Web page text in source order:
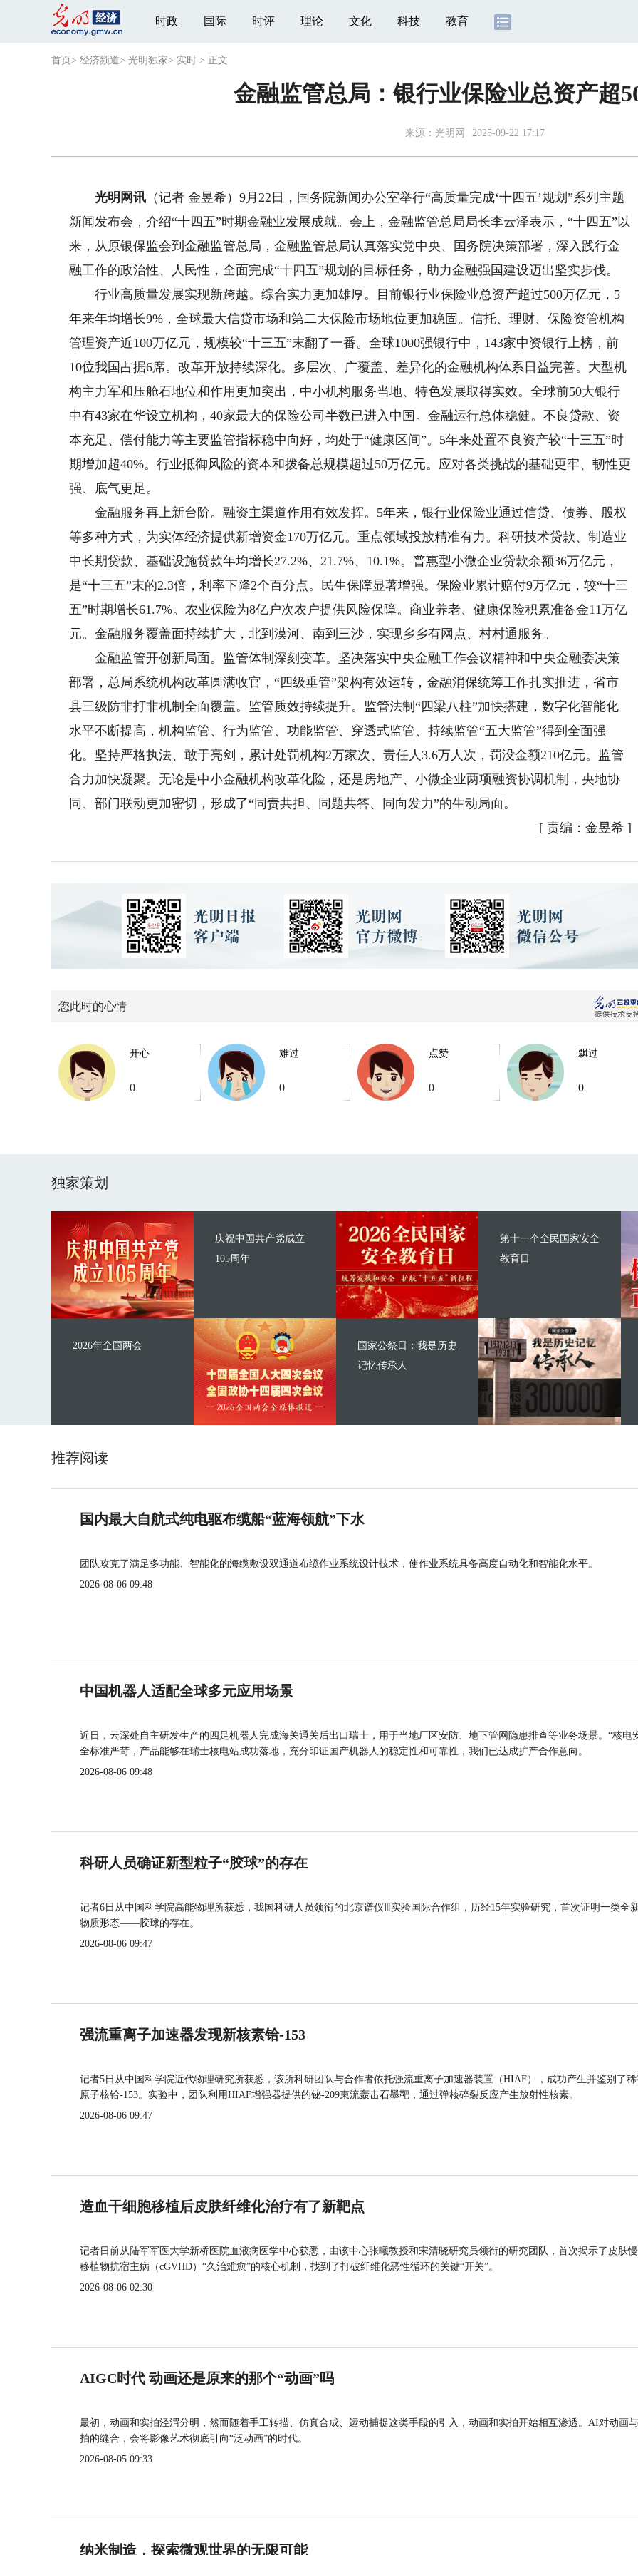
时政 国际 时评 理论 文化 科技 教育
首页 > 经济频道> 光明独家> 实时 > 正文
金融监管总局：银行业保险业总资产超
来源： 光明网 2025-09-22 17:17
光明网讯 （记者 金昱希）9月22日，国务院新闻办公室举行“高质量完成‘十四五’规划”系列主题
新闻发布会，介绍“十四五”时期金融业发展成就。会上，金融监管总局局长李云泽表示，“十四五”以
来，从原银保监会到金融监管总局，金融监管总局认真落实党中央、国务院决策部署，深入践行金
融工作的政治性、人民性，全面完成“十四五”规划的目标任务，助力金融强国建设迈出坚实步伐。
行业高质量发展实现新跨越。综合实力更加雄厚。目前银行业保险业总资产超过500万亿元，5
年来年均增长9%，全球最大信贷市场和第二大保险市场地位更加稳固。信托、理财、保险资管机构
管理资产近100万亿元，规模较“十三五”末翻了一番。全球1000强银行中，143家中资银行上榜，前
10位我国占据6席。改革开放持续深化。多层次、广覆盖、差异化的金融机构体系日益完善。大型机
构主力军和压舱石地位和作用更加突出，中小机构服务当地、特色发展取得实效。全球前50大银行
中有43家在华设立机构，40家最大的保险公司半数已进入中国。金融运行总体稳健。不良贷款、资
本充足、偿付能力等主要监管指标稳中向好，均处于“健康区间”。5年来处置不良资产较“十三五”时
期增加超40%。行业抵御风险的资本和拨备总规模超过50万亿元。应对各类挑战的基础更牢、韧性更
强、底气更足。
金融服务再上新台阶。融资主渠道作用有效发挥。5年来，银行业保险业通过信贷、债券、股权
等多种方式，为实体经济提供新增资金170万亿元。重点领域投放精准有力。科研技术贷款、制造业
中长期贷款、基础设施贷款年均增长27.2%、21.7%、10.1%。普惠型小微企业贷款余额36万亿元，
是“十三五”末的2.3倍，利率下降2个百分点。民生保障显著增强。保险业累计赔付9万亿元，较“十三
五”时期增长61.7%。农业保险为8亿户次农户提供风险保障。商业养老、健康保险积累准备金11万亿
元。金融服务覆盖面持续扩大，北到漠河、南到三沙，实现乡乡有网点、村村通服务。
金融监管开创新局面。监管体制深刻变革。坚决落实中央金融工作会议精神和中央金融委决策
部署，总局系统机构改革圆满收官，“四级垂管”架构有效运转，金融消保统筹工作扎实推进，省市
县三级防非打非机制全面覆盖。监管质效持续提升。监管法制“四梁八柱”加快搭建，数字化智能化
水平不断提高，机构监管、行为监管、功能监管、穿透式监管、持续监管“五大监管”得到全面强
化。坚持严格执法、敢于亮剑，累计处罚机构2万家次、责任人3.6万人次，罚没金额210亿元。监管
合力加快凝聚。无论是中小金融机构改革化险，还是房地产、小微企业两项融资协调机制，央地协
同、部门联动更加密切，形成了“同责共担、同题共答、同向发力”的生动局面。
[ 责编：金昱希 ]
您此时的心情
开心
0
难过
0
点赞
0
飘过
0
独家策划
庆祝中国共产党成立
105周年
2026年全国两会
第十一个全民国家安全
教育日
国家公祭日：我是历史
记忆传承人
推荐阅读
国内最大自航式纯电驱布缆船“蓝海领航”下水
团队攻克了满足多功能、智能化的海缆敷设双通道布缆作业系统设计技术，使作业系统具备高度自动化和智能化水平。
2026-08-06 09:48
中国机器人适配全球多元应用场景
近日，云深处自主研发生产的四足机器人完成海关通关后出口瑞士，用于当地厂区安防、地下管网隐患排查等业务场景。“核电
全标准严苛，产品能够在瑞士核电站成功落地，充分印证国产机器人的稳定性和可靠性，我们已达成扩产合作意向。
2026-08-06 09:48
科研人员确证新型粒子“胶球”的存在
记者6日从中国科学院高能物理所获悉，我国科研人员领衔的北京谱仪Ⅲ实验国际合作组，历经15年实验研究，首次证明一类全
物质形态——胶球的存在。
2026-08-06 09:47
强流重离子加速器发现新核素铪-153
记者5日从中国科学院近代物理研究所获悉，该所科研团队与合作者依托强流重离子加速器装置（HIAF），成功产生并鉴别了
原子核铪-153。实验中，团队利用HIAF增强器提供的铋-209束流轰击石墨靶，通过弹核碎裂反应产生放射性核素。
2026-08-06 09:47
造血干细胞移植后皮肤纤维化治疗有了新靶点
记者日前从陆军军医大学新桥医院血液病医学中心获悉，由该中心张曦教授和宋清晓研究员领衔的研究团队，首次揭示了皮肤
移植物抗宿主病（cGVHD）“久治难愈”的核心机制，找到了打破纤维化恶性循环的关键“开关”。
2026-08-06 02:30
AIGC时代 动画还是原来的那个“动画”吗
最初，动画和实拍泾渭分明，然而随着手工转描、仿真合成、运动捕捉这类手段的引入，动画和实拍开始相互渗透。AI对动画
拍的缝合，会将影像艺术彻底引向“泛动画”的时代。
2026-08-05 09:33
纳米制造，探索微观世界的无限可能